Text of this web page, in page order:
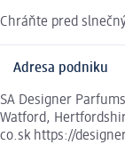
Chráňte pred
Adresa podniku
SA Designer
Watford,
co.sk https://